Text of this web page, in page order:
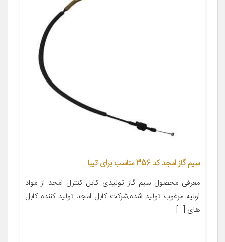
سیم گاز امجد کد 356 مناسب برای تیبا
معرفی محصول سیم گاز تولیدی کابل کنترل امجد از مواد
اولیه مرغوب تولید شده.شرکت کابل امجد تولید کننده کابل
های […]